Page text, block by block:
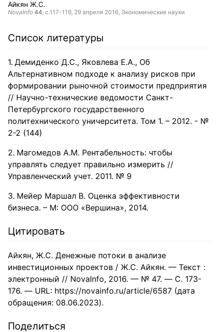
Айкян Ж.С.
NovaInfo 44, с.117-119, 29 апреля 2016, Экономические науки
Список литературы
Демиденко Д.С., Яковлева Е.А., Об
Альтернативном подходе к анализу рисков при
формировании рыночной стоимости предприятия
// Научно-технические ведомости Санкт-
Петербургского государственного
политехнического уничерситета. Том 1. – 2012. - №
2-2 (144)
Магомедов А.М. Рентабельность: чтобы
управлять следует правильно измерить //
Управленческий учет. 2011. № 9
Мейер Маршал В. Оценка эффективности
бизнеса. – М: ООО «Вершина», 2014.
Цитировать
Айкян, Ж.С. Денежные потоки в анализе
инвестиционных проектов / Ж.С. Айкян. — Текст :
электронный // NovaInfo, 2016. — № 47. — С. 173-
176. — URL: https://novainfo.ru/article/6587 (дата
обращения: 08.06.2023).
Поделиться